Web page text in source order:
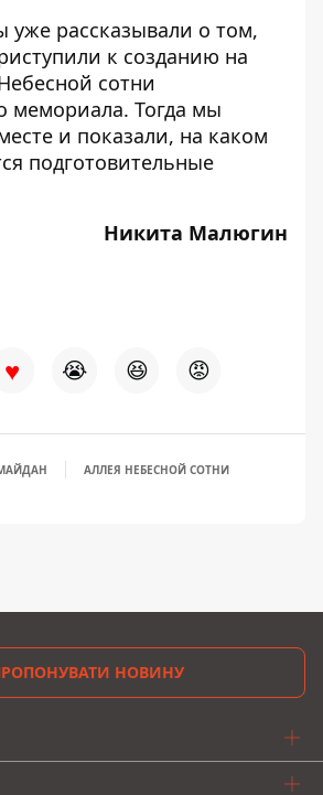
рассказывали о том,
к созданию на
сотни
мемориала. Тогда мы
и показали, на каком
подготовительные
Никита Малюгин
♥ 😭 😆 😡
АЛЛЕЯ НЕБЕСНОЙ СОТНИ
НОВИНУ